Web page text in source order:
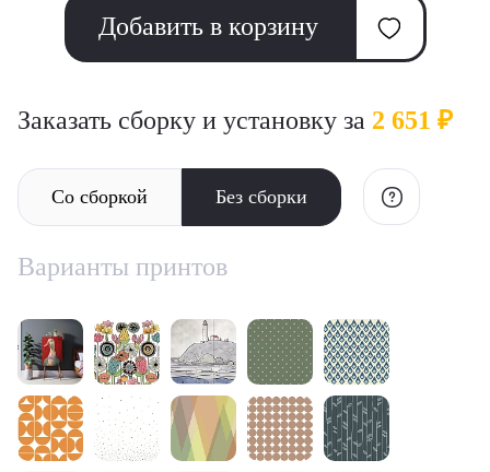
Добавить в корзину
Заказать сборку и установку за 2 651 ₽
Со сборкой Без сборки
Варианты принтов